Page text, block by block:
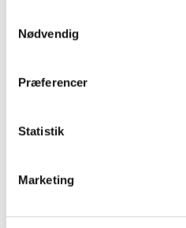
Nødvendig
Præferencer
Statistik
Marketing
og få mere
vores